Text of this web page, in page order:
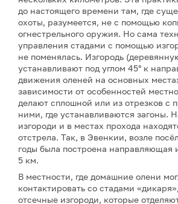
до настоящего времени там, где
охоты, разумеется, не с помощью
огнестрельного оружия. Но сама
управления стадами с помощью
не поменялась. Изгородь
устанавливают под углом 45° к
движения оленей на основных
зависимости от особенностей
делают сплошной или из отрезков с
ними, где устанавливаются загоны.
изгороди и в местах прохода
отстрела. Так, в Эвенкии, возле
годы была построена направляющая
5 км.
В местности, где домашние олени
контактировать со стадами
отсечные изгороди, которые